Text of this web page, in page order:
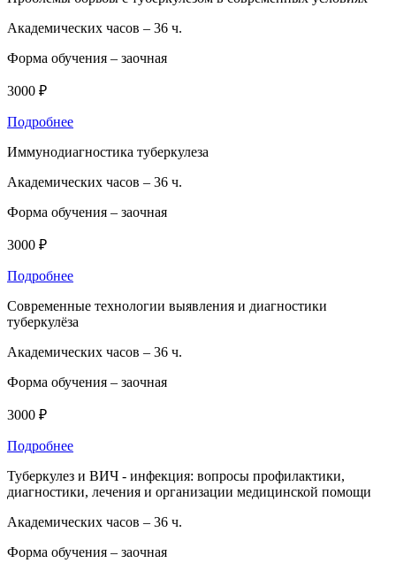
Академических часов – 36 ч.
Форма обучения – заочная
3000 ₽
Подробнее
Иммунодиагностика туберкулеза
Академических часов – 36 ч.
Форма обучения – заочная
3000 ₽
Подробнее
Современные технологии выявления и диагностики
туберкулёза
Академических часов – 36 ч.
Форма обучения – заочная
3000 ₽
Подробнее
Туберкулез и ВИЧ - инфекция: вопросы профилактики,
диагностики, лечения и организации медицинской помощи
Академических часов – 36 ч.
Форма обучения – заочная